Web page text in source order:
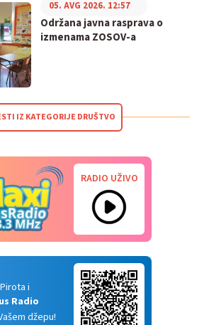
Održana javna rasprava o
izmenama ZOSOV-a
05. AVG 2026. 12:57
IZ KATEGORIJE DRUŠTVO
RADIO UŽIVO
i
Radio
džepu!